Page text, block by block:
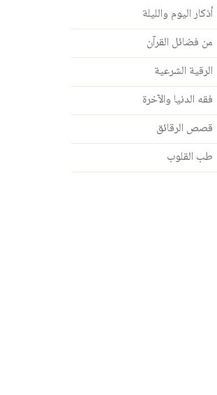
أذكار اليوم والليلة
من فضائل القرآن
الرقية الشرعية
فقه الدنيا والآخرة
قصص الرقائق
طب القلوب